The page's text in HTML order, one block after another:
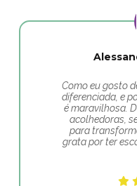
Como eu gosto
diferenciada, e
é maravilhosa.
acolhedoras,
para
grata por ter